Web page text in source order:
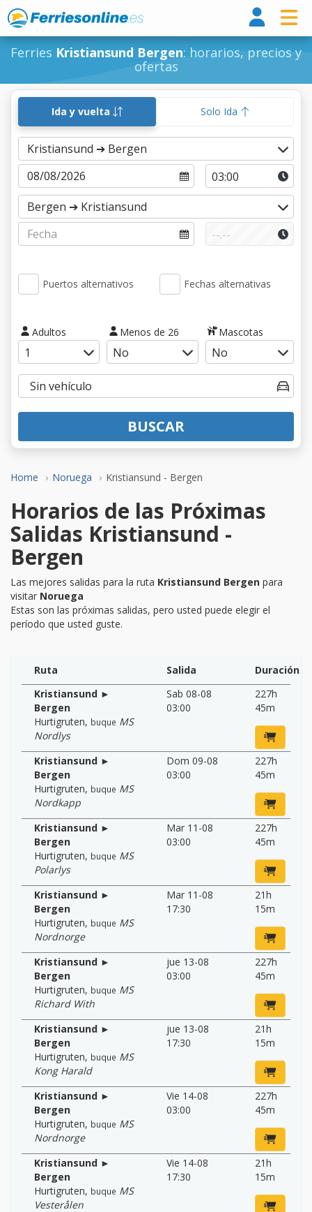
Ferries Kristiansund Bergen: horarios, precios y
ofertas
Home Noruega Kristiansund - Bergen
Ida y vuelta Solo Ida
Puertos alternativos Fechas alternativas
Adultos Menos de 26 Mascotas
BUSCAR
Horarios de las Próximas
Salidas Kristiansund -
Bergen
Las mejores salidas para la ruta Kristiansund Bergen para
visitar Noruega
Estas son las próximas salidas, pero usted puede elegir el
período que usted guste.
Ruta Salida
Duración
Kristiansund ►
Bergen
Hurtigruten, buque MS
Nordlys
Sab 08-08
03:00
227h
45m
Kristiansund ►
Bergen
Hurtigruten, buque MS
Nordkapp
Dom 09-08
03:00
227h
45m
Kristiansund ►
Bergen
Hurtigruten, buque MS
Polarlys
Mar 11-08
03:00
227h
45m
Kristiansund ►
Bergen
Hurtigruten, buque MS
Nordnorge
Mar 11-08
17:30
21h
15m
Kristiansund ►
Bergen
Hurtigruten, buque MS
Richard With
jue 13-08
03:00
227h
45m
Kristiansund ►
Bergen
Hurtigruten, buque MS
Kong Harald
jue 13-08
17:30
21h
15m
Kristiansund ►
Bergen
Hurtigruten, buque MS
Nordnorge
Vie 14-08
03:00
227h
45m
Kristiansund ►
Bergen
Hurtigruten, buque MS
Vesterålen
Vie 14-08
17:30
21h
15m